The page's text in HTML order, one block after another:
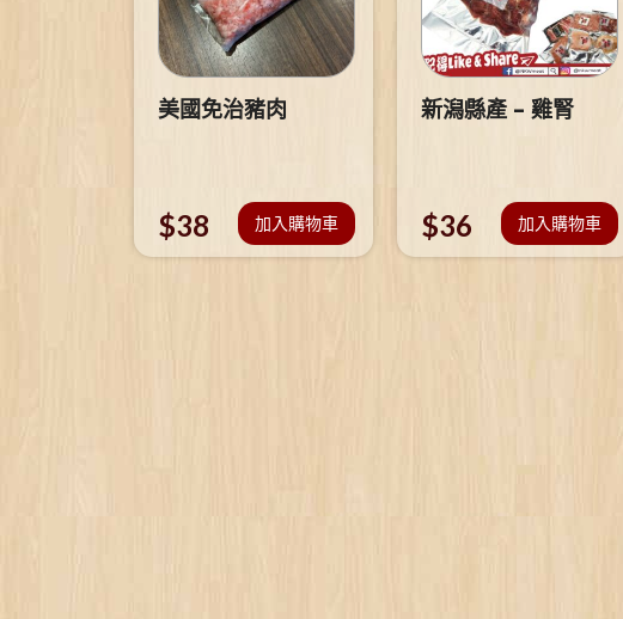
美國免治豬肉
$38 加入購物車
新潟縣產 – 雞腎
$36 加入購物車